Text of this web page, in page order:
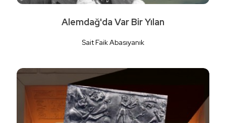
Alemdağ'da Var Bir Yılan
Sait Faik Abasıyanık